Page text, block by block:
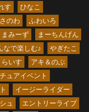
す
ひなこ
のわ
ふわいろ
まみーず
まーちんげん
なで楽しむ♪
やぎたこ
らいす
アキ＆のぶ
ュアイベント
イージーライダー
ュ
エントリーライブ